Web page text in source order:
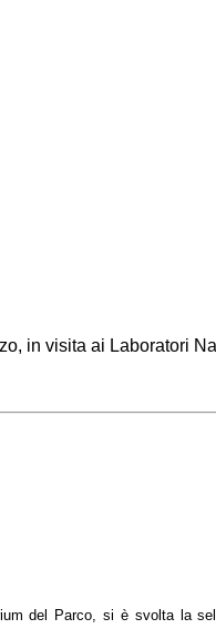
in visita ai Laboratori
del Parco, si è svolta la